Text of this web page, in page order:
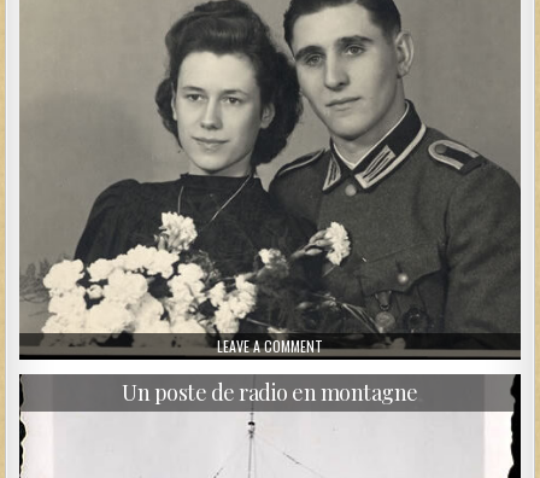
LEAVE A COMMENTON UN UNTEROFFIZER ET SA FIANCÉE
Un poste de radio en montagne